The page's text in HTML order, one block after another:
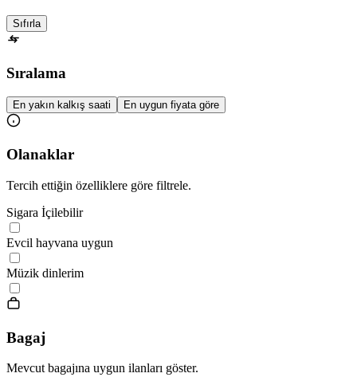
Sıfırla
Sıralama
En yakın kalkış saati En uygun fiyata göre
Olanaklar
Tercih ettiğin özelliklere göre filtrele.
Sigara İçilebilir
Evcil hayvana uygun
Müzik dinlerim
Bagaj
Mevcut bagajına uygun ilanları göster.